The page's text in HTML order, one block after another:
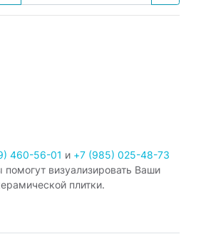
460-56-01 и +7 (985) 025-48-73
визуализировать Ваши
плитки.